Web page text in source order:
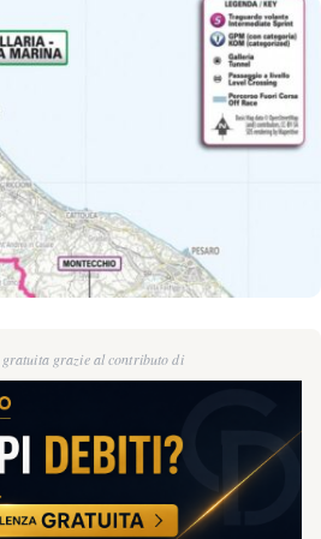
grazie al contributo di